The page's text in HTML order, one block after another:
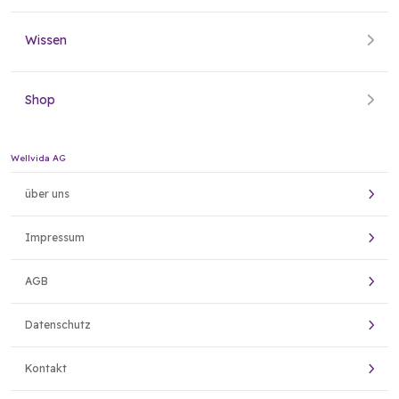
Wissen
Shop
Wellvida AG
über uns
Impressum
AGB
Datenschutz
Kontakt